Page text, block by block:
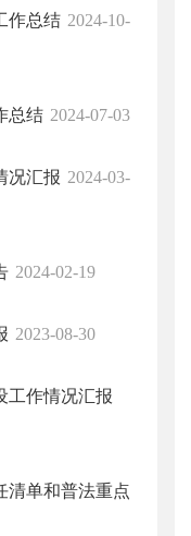
作总结 2024-10-
总结 2024-07-03
况汇报 2024-03-
2024-02-19
2023-08-30
工作情况汇报
清单和普法重点